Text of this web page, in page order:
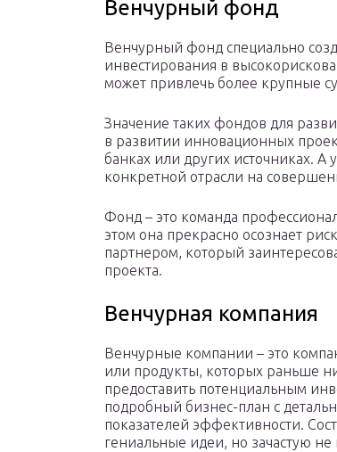
Венчурный фонд
Венчурный фонд специально
инвестирования в
может привлечь более крупные
Значение таких фондов для
в развитии инновационных
банках или других источниках.
конкретной отрасли на
Фонд – это команда
этом она прекрасно осознает
партнером, который
проекта.
Венчурная компания
Венчурные компании – это
или продукты, которых раньше
предоставить потенциальным
подробный бизнес-план с
показателей эффективности.
гениальные идеи, но зачастую